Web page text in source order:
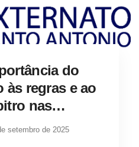
do
às regras e ao
nas…
setembro de 2025